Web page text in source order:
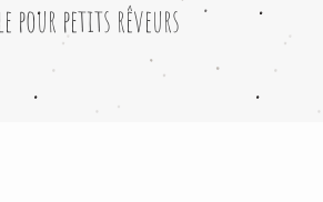
pour petits rêveurs